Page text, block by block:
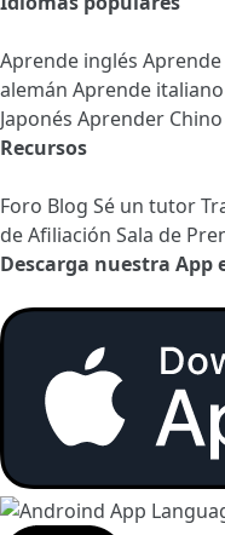
Aprende inglés
alemán Aprende italiano
Japonés Aprender Chino
Recursos
Foro Blog Sé un tutor
de Afiliación Sala de
Descarga nuestra App